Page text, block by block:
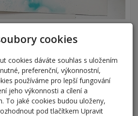
cookies
cookies dáváte souhlas s uložením
preferenční, výkonnostní,
používáme pro lepší fungování
jeho výkonnosti a cílení a
To jaké cookies budou uloženy,
pod tlačítkem Upravit